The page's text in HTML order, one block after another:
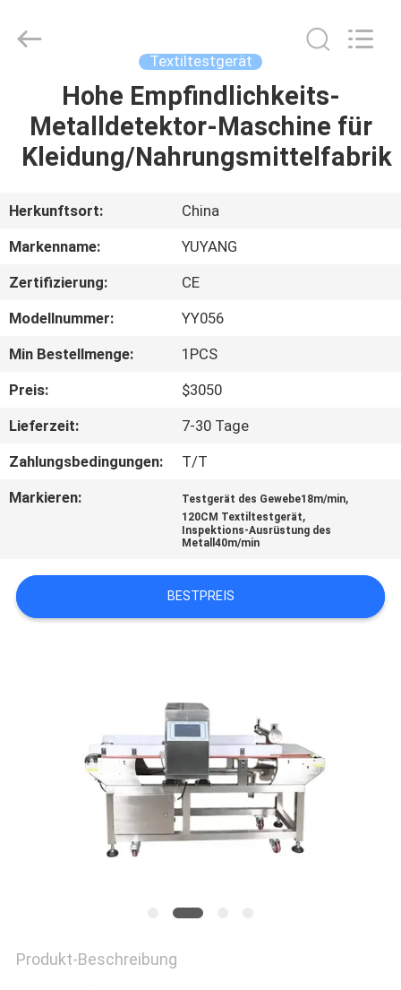
HAUS
PRODUKTE
VR
SHOW
ÜBER
UNS
FABRIK-
AUSFLUG
TRETEN
SIE
IN
VERBINDUNG
FORDERN
SIE EIN
SITEMAP
DATENSCHUTZRICHTLINIE
LTD.
Textiltestgerät
Hohe Empfindlichkeits-
Metalldetektor-Maschine für
Kleidung/Nahrungsmittelfabrik
Herkunftsort:
China
Markenname:
YUYANG
Zertifizierung:
CE
Modellnummer:
YY056
Min Bestellmenge:
1PCS
Preis:
$3050
Lieferzeit:
7-30 Tage
Zahlungsbedingungen:
T/T
Markieren:
Testgerät des Gewebe18m/min,
120CM Textiltestgerät,
Inspektions-Ausrüstung des
Metall40m/min
BESTPREIS
Produkt-Beschreibung